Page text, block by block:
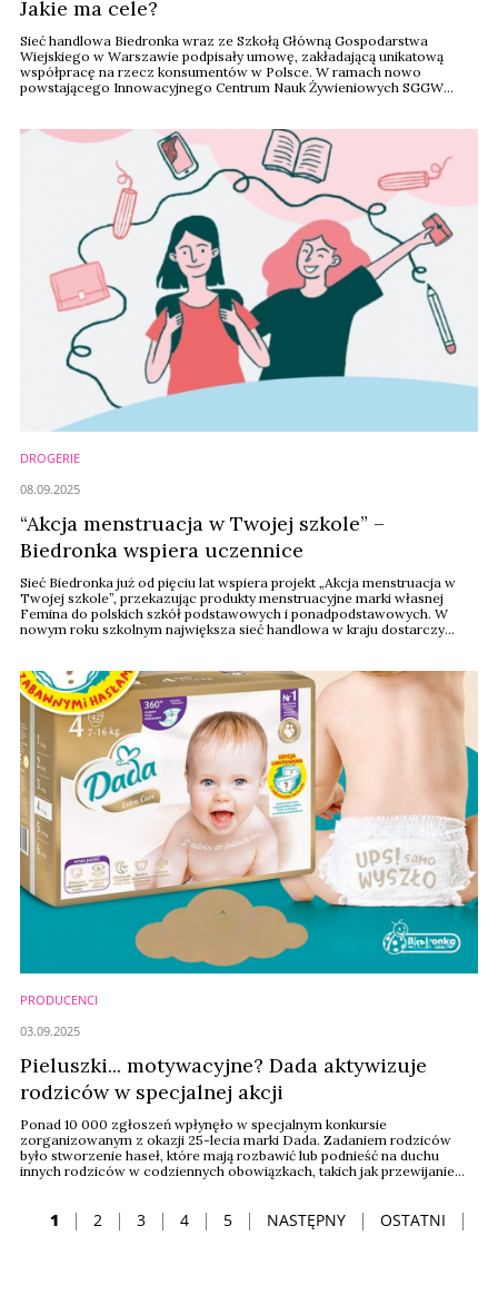
Jakie ma cele?
Sieć handlowa Biedronka wraz ze Szkołą Główną Gospodarstwa
Wiejskiego w Warszawie podpisały umowę, zakładającą unikatową
współpracę na rzecz konsumentów w Polsce. W ramach nowo
powstającego Innowacyjnego Centrum Nauk Żywieniowych SGGW
DROGERIE
“Akcja menstruacja w Twojej szkole” –
Biedronka wspiera uczennice
Sieć Biedronka już od pięciu lat wspiera projekt „Akcja menstruacja w
Twojej szkole”, przekazując produkty menstruacyjne marki własnej
Femina do polskich szkół podstawowych i ponadpodstawowych. W
nowym roku szkolnym największa sieć handlowa w kraju dostarczy
menstruacyjnym, a w praktyce – ...
08.09.2025
PRODUCENCI
Pieluszki... motywacyjne? Dada aktywizuje
rodziców w specjalnej akcji
Ponad 10 000 zgłoszeń wpłynęło w specjalnym konkursie
zorganizowanym z okazji 25-lecia marki Dada. Zadaniem rodziców
było stworzenie haseł, które mają rozbawić lub podnieść na duchu
innych rodziców w codziennych obowiązkach, takich jak przewijanie
zaprezentowała kilka zabawnych haseł ...
03.09.2025
1 2 3 4 5 NASTĘPNY OSTATNI